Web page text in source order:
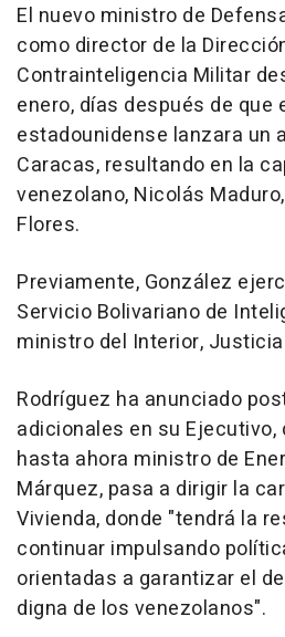
El nuevo ministro de
como director de la
Contrainteligencia Militar
enero, días después de que
estadounidense lanzara un
Caracas, resultando en la
venezolano, Nicolás
Flores.
Previamente, González
Servicio Bolivariano de
ministro del Interior,
Rodríguez ha anunciado
adicionales en su Ejecutivo,
hasta ahora ministro de
Márquez, pasa a dirigir la
Vivienda, donde "tendrá la
continuar impulsando
orientadas a garantizar el
digna de los venezolanos".